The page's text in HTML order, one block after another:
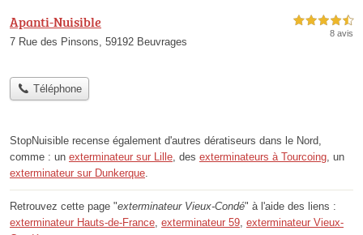
Apanti-Nuisible
7 Rue des Pinsons, 59192 Beuvrages
4,5 étoiles sur 5
8 avis
Téléphone
StopNuisible recense également d'autres dératiseurs dans le Nord,
comme : un exterminateur sur Lille , des exterminateurs à Tourcoing , un
exterminateur sur Dunkerque
Retrouvez cette page "exterminateur Vieux-Condé" à l'aide des liens :
exterminateur Hauts-de-France exterminateur 59 exterminateur Vieux-